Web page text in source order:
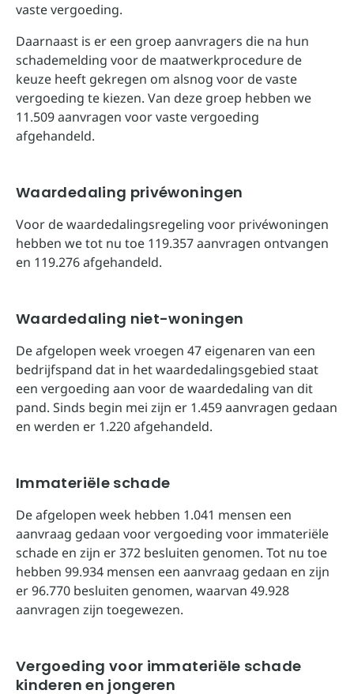
vaste vergoeding.
Daarnaast is er een groep aanvragers die na hun
schademelding voor de maatwerkprocedure de
keuze heeft gekregen om alsnog voor de vaste
vergoeding te kiezen. Van deze groep hebben we
11.509 aanvragen voor vaste vergoeding
afgehandeld.
Waardedaling privéwoningen
Voor de waardedalingsregeling voor privéwoningen
hebben we tot nu toe 119.357 aanvragen ontvangen
en 119.276 afgehandeld.
Waardedaling niet-woningen
De afgelopen week vroegen 47 eigenaren van een
bedrijfspand dat in het waardedalingsgebied staat
een vergoeding aan voor de waardedaling van dit
pand. Sinds begin mei zijn er 1.459 aanvragen gedaan
en werden er 1.220 afgehandeld.
Immateriële schade
De afgelopen week hebben 1.041 mensen een
aanvraag gedaan voor vergoeding voor immateriële
schade en zijn er 372 besluiten genomen. Tot nu toe
hebben 99.934 mensen een aanvraag gedaan en zijn
er 96.770 besluiten genomen, waarvan 49.928
aanvragen zijn toegewezen.
Vergoeding voor immateriële schade
kinderen en jongeren